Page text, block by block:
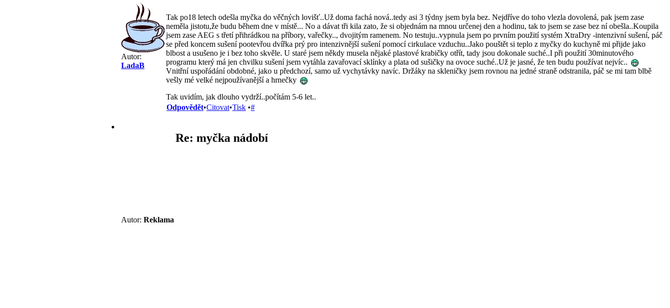
Autor:
LadaB
Tak po18 letech odešla myčka do věčných lovišť..Už doma fachá nová..tedy asi 3 týdny jsem byla bez. Nejdříve do toho vlezla dovolená, pak jsem zase
neměla jistotu,že budu během dne v místě... No a dávat tři kila zato, že si objednám na mnou určenej den a hodinu, tak to jsem se zase bez ní obešla..Koupila
jsem zase AEG s třetí přihrádkou na příbory, vařečky.., dvojitým ramenem. No testuju..vypnula jsem po prvním použití systém XtraDry -intenzivní sušení, páč
se před koncem sušení pootevřou dvířka prý pro intenzivnější sušení pomocí cirkulace vzduchu..Jako pouštět si teplo z myčky do kuchyně mi přijde jako
blbost a usušeno je i bez toho skvěle. U staré jsem někdy musela nějaké plastové krabičky otřít, tady jsou dokonale suché..I při použití 30minutového
programu který má jen chvilku sušení jsem vytáhla zavařovací sklínky a plata od sušičky na ovoce suché..Už je jasné, že ten budu používat nejvíc..
Vnitřní uspořádání obdobné, jako u předchozí, samo už vychytávky navíc. Držáky na skleničky jsem rovnou na jedné straně odstranila, páč se mi tam blbě
vešly mé velké nejpoužívanější a hrnečky
Tak uvidím, jak dlouho vydrží..počítám 5-6 let..
Odpovědět•Citovat•Tisk •#
Autor: Reklama
Re: myčka nádobí